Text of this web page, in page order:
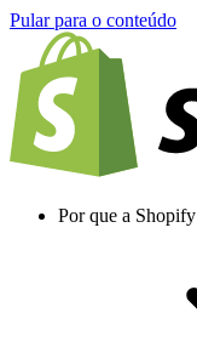
Pular para o conteúdo
Por que a Shopify